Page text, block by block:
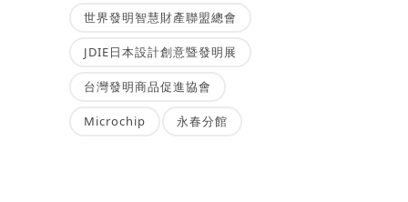
世界發明智慧財產聯盟總會
JDIE日本設計創意暨發明展
台灣發明商品促進協會
Microchip 永春分館